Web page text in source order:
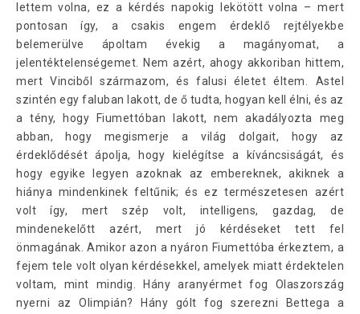
lettem volna, ez a kérdés napokig lekötött volna – mert
pontosan így, a csakis engem érdeklő rejtélyekbe
belemerülve ápoltam évekig a magányomat, a
jelentéktelenségemet. Nem azért, ahogy akkoriban hittem,
mert Vinciből származom, és falusi életet éltem. Astel
szintén egy faluban lakott, de ő tudta, hogyan kell élni, és az
a tény, hogy Fiumettóban lakott, nem akadályozta meg
abban, hogy megismerje a világ dolgait, hogy az
érdeklődését ápolja, hogy kielégítse a kíváncsiságát, és
hogy egyike legyen azoknak az embereknek, akiknek a
hiánya mindenkinek feltűnik; és ez természetesen azért
volt így, mert szép volt, intelligens, gazdag, de
mindenekelőtt azért, mert jó kérdéseket tett fel
önmagának. Amikor azon a nyáron Fiumettóba érkeztem, a
fejem tele volt olyan kérdésekkel, amelyek miatt érdektelen
voltam, mint mindig. Hány aranyérmet fog Olaszország
nyerni az Olimpián? Hány gólt fog szerezni Bettega a